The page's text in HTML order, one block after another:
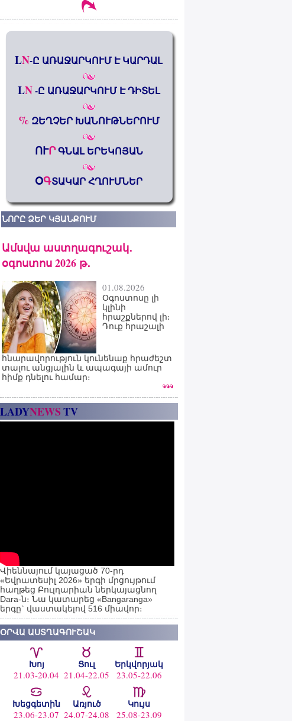
LN-Ը ԱՌԱՋԱՐԿՈՒՄ Է ԿԱՐԴԱԼ
LN-Ը ԱՌԱՋԱՐԿՈՒՄ Է ԴԻՏԵԼ
% ԶԵՂՉԵՐ ԽԱՆՈՒԹՆԵՐՈՒՄ
ՈՒՐԳՆԱԼ ԵՐԵԿՈՅԱՆ
ՕԳՏԱԿԱՐ ՀՂՈՒՄՆԵՐ
ՆՈՐԸ ՁԵՐ ԿՅԱՆՔՈՒՄ
Ամսվա աստղագուշակ․
օգոստոս 2026 թ․
01.08.2026
Օգոստոսը լի
կլինի
հրաշքներով լի։
Դուք հրաշալի
հնարավորություն կունենաք հրաժեշտ
տալու անցյալին և ապագայի ամուր
հիմք դնելու համար։
LADYNEWSTV
Վիեննայում կայացած 70-րդ
«Եվրատեսիլ 2026» երգի մրցույթում
հաղթեց Բուլղարիան ներկայացնող
Dara-ն։ Նա կատարեց «Bangaranga»
երգը` վաստակելով 516 միավոր։
ՕՐՎԱ ԱՍՏՂԱԳՈՒՇԱԿ
Խոյ
21.03-20.04
Ցուլ
21.04-22.05
Երկվորյակ
23.05-22.06
Խեցգետին
23.06-23.07
Առյուծ
24.07-24.08
Կույս
25.08-23.09